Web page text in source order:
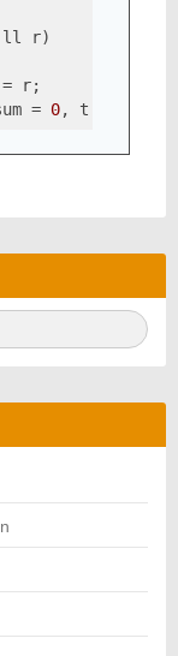
r)
r;
= 0, t[p].rsum